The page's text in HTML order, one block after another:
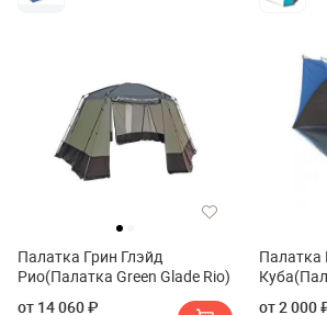
Палатка Грин Глэйд
Рио(Палатка Green Glade Rio)
от 14 060 ₽
Палатка
от 2 000